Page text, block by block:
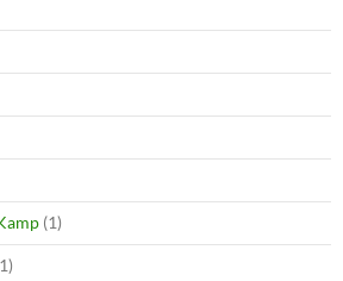
(1)